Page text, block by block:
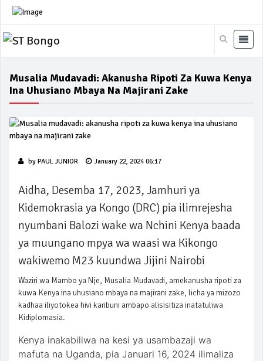
Musalia Mudavadi: Akanusha Ripoti Za Kuwa Kenya
Ina Uhusiano Mbaya Na Majirani Zake
by PAUL JUNIOR January 22, 2024 06:17
Aidha, Desemba 17, 2023, Jamhuri ya
Kidemokrasia ya Kongo (DRC) pia ilimrejesha
nyumbani Balozi wake wa Nchini Kenya baada
ya muungano mpya wa waasi wa Kikongo
wakiwemo M23 kuundwa Jijini Nairobi
Waziri wa Mambo ya Nje, Musalia Mudavadi, amekanusha ripoti za
kuwa Kenya ina uhusiano mbaya na majirani zake, licha ya mizozo
kadhaa iliyotokea hivi karibuni ambapo alisisitiza inatatuliwa
Kidiplomasia.
Kenya inakabiliwa na kesi ya usambazaji wa
mafuta na Uganda, pia Januari 16, 2024 ilimaliza